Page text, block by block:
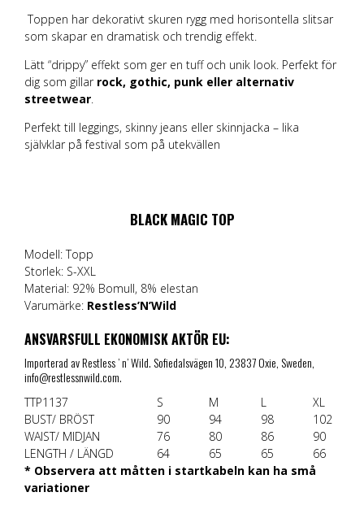
Toppen har dekorativt skuren rygg med horisontella slitsar
som skapar en dramatisk och trendig effekt.
Lätt “drippy” effekt som ger en tuff och unik look. Perfekt för
dig som gillar rock, gothic, punk eller alternativ
streetwear.
Perfekt till leggings, skinny jeans eller skinnjacka – lika
självklar på festival som på utekvällen
BLACK MAGIC TOP
Modell: Topp
Storlek: S-XXL
Material: 92% Bomull, 8% elestan
Varumärke: Restless’N’Wild
ANSVARSFULL EKONOMISK AKTÖR EU:
Importerad av Restless ’ n’ Wild. Sofiedalsvägen 10, 23837 Oxie, Sweden,
info@restlessnwild.com.
TTP1137 S M L
XL
BUST/ BRÖST
90 94 98
102
WAIST/ MIDJAN
76 80 86
90
LENGTH / LÄNGD
64 65 65
66
* Observera att måtten i startkabeln kan ha små
variationer